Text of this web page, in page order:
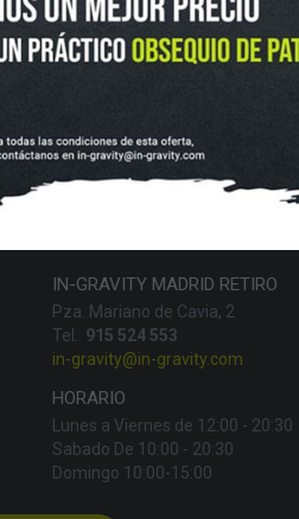
PROTECCIONES
AVISO LEGAL POLÍTICA DE
IN-GRAVITY MADRID RETIRO
Pza. Mariano de Cavia, 2
Tel.: 915 524 553
in-gravity@in-gravity.com
HORARIO
Lunes a Viernes de 12:00 - 20:30
Sabado De 10:00 - 20:30
Domingo 10:00-15:00